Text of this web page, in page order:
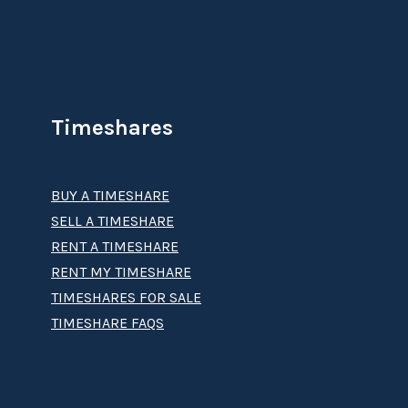
Timeshares
BUY A TIMESHARE
SELL A TIMESHARE
RENT A TIMESHARE
RENT MY TIMESHARE
TIMESHARES FOR SALE
TIMESHARE FAQS